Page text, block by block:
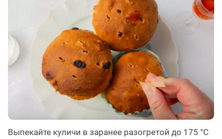
Выпекайте куличи в заранее разогретой до 175 °C